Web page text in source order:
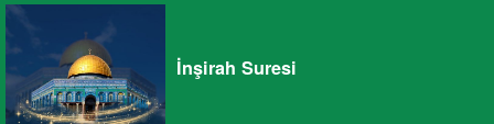
İnşirah Suresi